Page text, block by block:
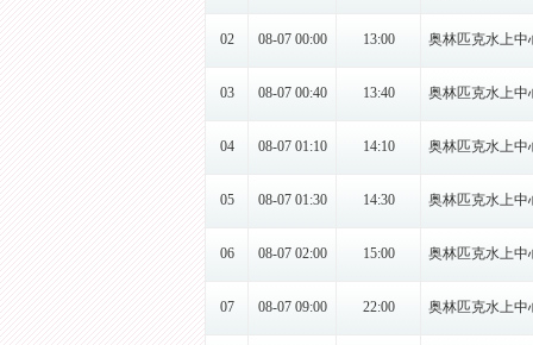
02 08-07 00:00 13:00 奥林匹克水上中
03 08-07 00:40 13:40 奥林匹克水上中
04 08-07 01:10 14:10 奥林匹克水上中
05 08-07 01:30 14:30 奥林匹克水上中
06 08-07 02:00 15:00 奥林匹克水上中
07 08-07 09:00 22:00 奥林匹克水上中